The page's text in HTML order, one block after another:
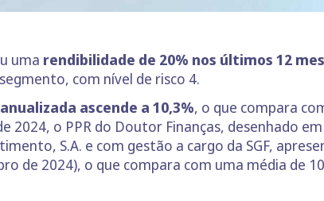
uma rendibilidade de 20% nos últimos 12
com nível de risco 4.
ascende a 10,3%, o que compara
2024, o PPR do Doutor Finanças, desenhado
S.A. e com gestão a cargo da SGF,
de 2024), o que compara com uma média de